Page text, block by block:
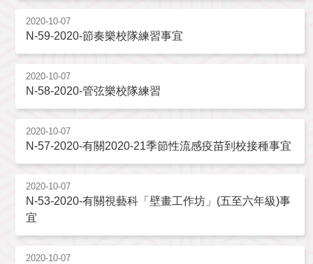
2020-10-07
N-59-2020-節奏樂校隊練習事宜
2020-10-07
N-58-2020-管弦樂校隊練習
2020-10-07
N-57-2020-有關2020-21季節性流感疫苗到校接種事宜
2020-10-07
N-53-2020-有關視藝科「壁畫工作坊」(五至六年級)事
宜
2020-10-07